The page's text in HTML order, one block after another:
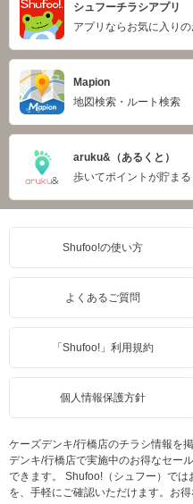
シュフーチラシアプリ
アプリならお気に入り
Mapion
地図検索・ルート検索
aruku&（あるくと）
歩いてポイントが貯まる
Shufoo!の使い方
よくあるご質問
「Shufoo!」利用規約
個人情報保護方針
ケーズデンキ/行橋店のチラシ情報を
デンキ/行橋店で実施中のお得なセー
できます。 Shufoo!（シュフー）で
を、手軽にご確認いただけます。お